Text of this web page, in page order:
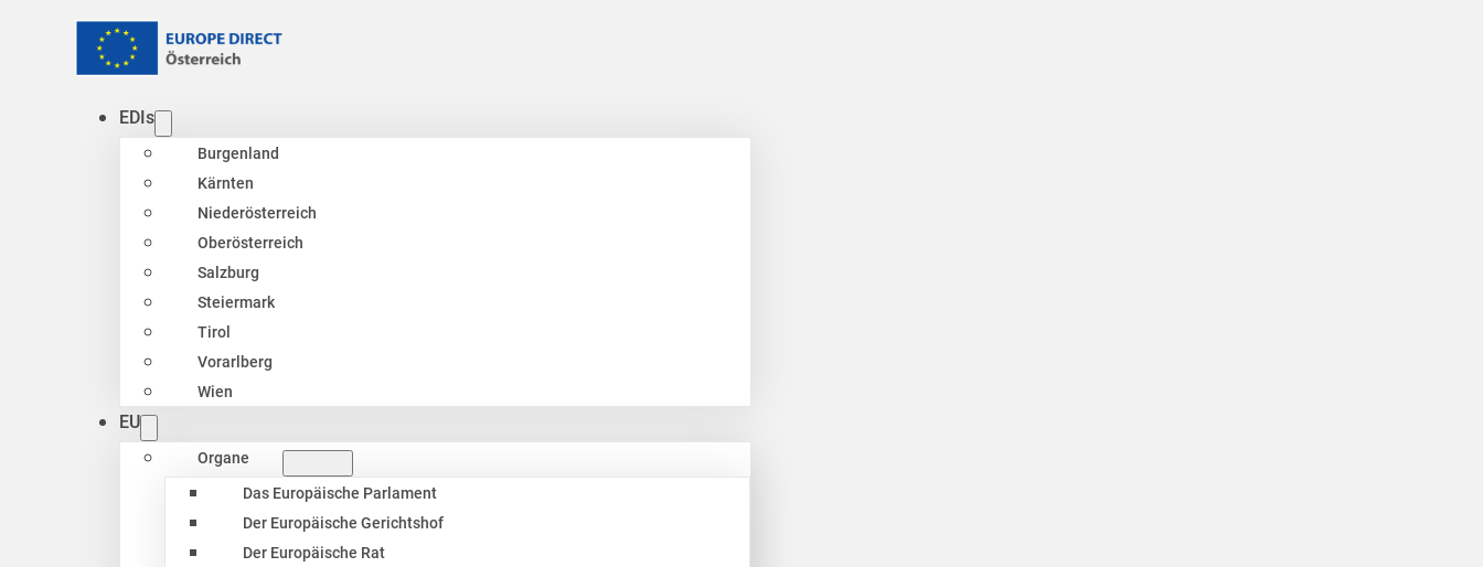
EDIs
Burgenland
Kärnten
Niederösterreich
Oberösterreich
Salzburg
Steiermark
Tirol
Vorarlberg
Wien
EU
Organe
Das Europäische Parlament
Der Europäische Gerichtshof
Der Europäische Rat